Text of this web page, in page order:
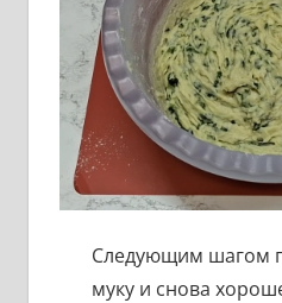
Следующим шагом
муку и снова